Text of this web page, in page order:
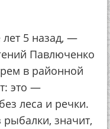
5 назад, —
Павлюченко
в районной
это —
леса и речки.
значит,